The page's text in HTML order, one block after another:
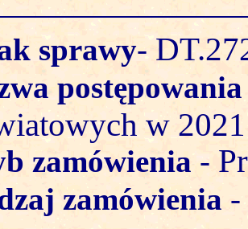
sprawy-
w
zamówienia-
zamówienia -